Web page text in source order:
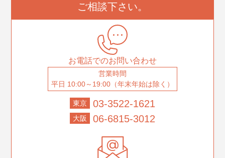
ご相談下さい。
お電話でのお問い合わせ
営業時間
平日 10:00～19:00（年末年始は除く）
東京 03-3522-1621
大阪 06-6815-3012